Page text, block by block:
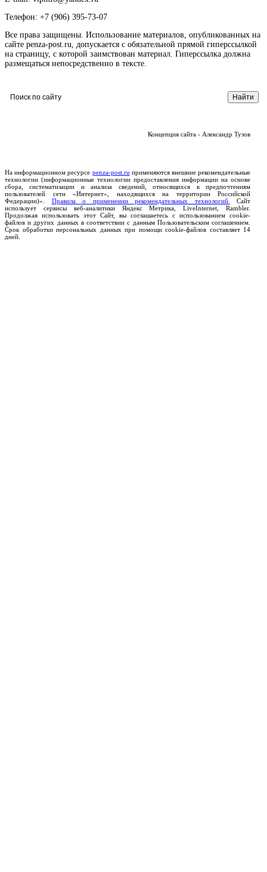
Телефон: +7 (906) 395-73-07
Все права защищены. Использование материалов, опубликованных на
сайте penza-post.ru, допускается с обязательной прямой гиперссылкой
на страницу, с которой заимствован материал. Гиперссылка должна
размещаться непосредственно в тексте.
Концепция сайта - Александр Тузов
На информационном ресурсе penza-post.ru применяются внешние рекомендательные
технологии (информационные технологии предоставления информации на основе
сбора, систематизации и анализа сведений, относящихся к предпочтениям
пользователей сети «Интернет», находящихся на территории Российской
Федерации)». Правила о применении рекомендательных технологий.
Сайт
использует сервисы веб-аналитики Яндекс Метрика, LiveInternet, Rambler.
Продолжая использовать этот Сайт, вы соглашаетесь с использованием cookie-
файлов и других данных в соответствии с данным Пользовательским соглашением.
Срок обработки персональных данных при помощи cookie-файлов составляет 14
дней.